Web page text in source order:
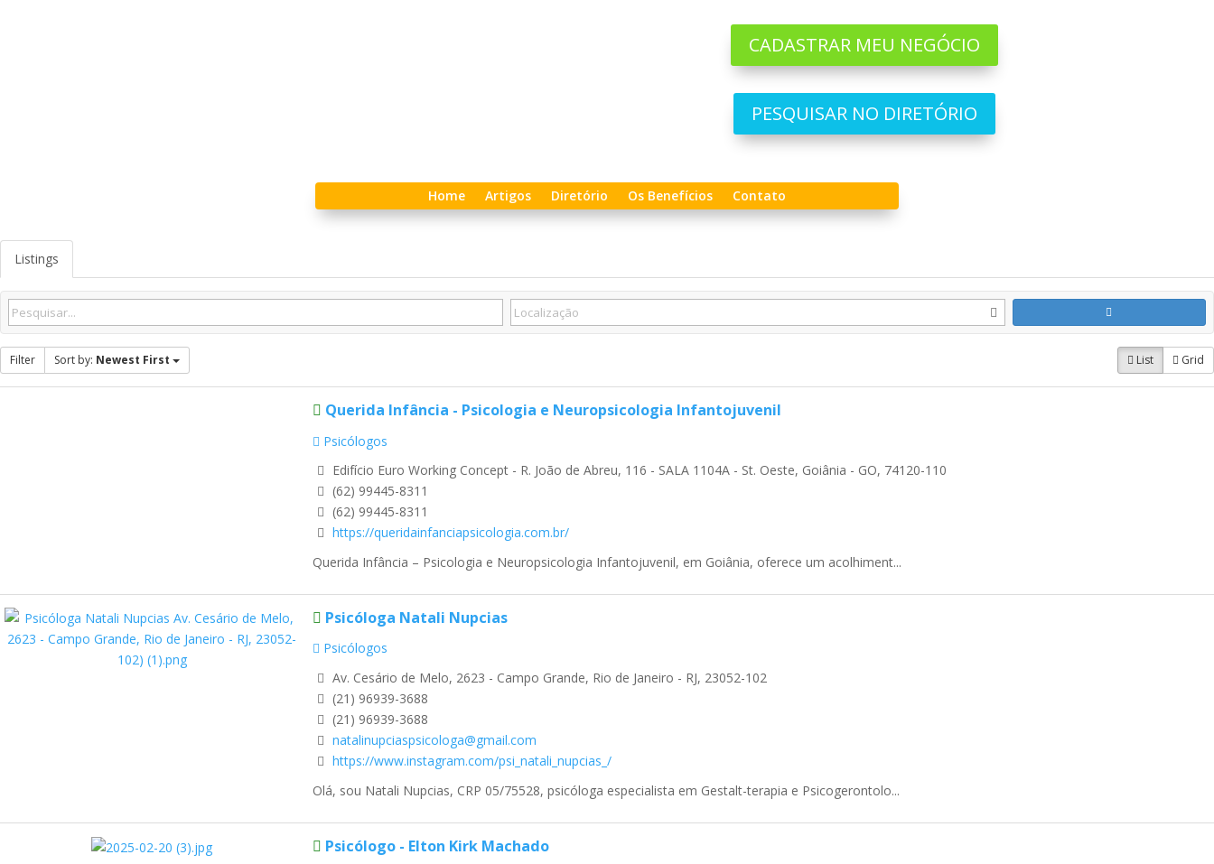
CADASTRAR MEU NEGÓCIO
PESQUISAR NO DIRETÓRIO
Home Artigos Diretório Os Benefícios Contato
Listings
Filter Sort by: Newest First List Grid
Querida Infância - Psicologia e Neuropsicologia Infantojuvenil
Psicólogos
Edifício Euro Working Concept - R. João de Abreu, 116 - SALA 1104A - St. Oeste, Goiânia - GO, 74120-110
(62) 99445-8311
(62) 99445-8311
https://queridainfanciapsicologia.com.br/
Querida Infância – Psicologia e Neuropsicologia Infantojuvenil, em Goiânia, oferece um acolhiment...
Psicóloga Natali Nupcias
Psicólogos
Av. Cesário de Melo, 2623 - Campo Grande, Rio de Janeiro - RJ, 23052-102
(21) 96939-3688
(21) 96939-3688
natalinupciaspsicologa@gmail.com
https://www.instagram.com/psi_natali_nupcias_/
Olá, sou Natali Nupcias, CRP 05/75528, psicóloga especialista em Gestalt-terapia e Psicogerontolo...
Psicólogo - Elton Kirk Machado